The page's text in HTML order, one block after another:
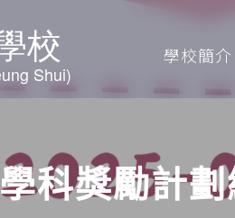
學校簡介
學科獎勵計